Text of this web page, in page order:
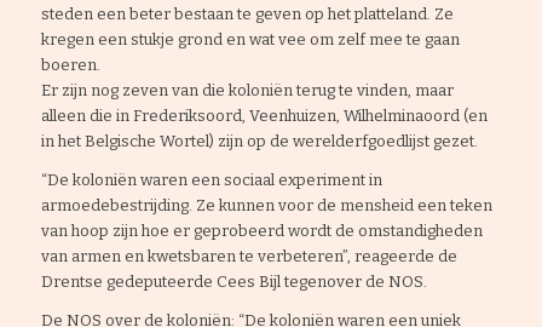
steden een beter bestaan te geven op het platteland. Ze
kregen een stukje grond en wat vee om zelf mee te gaan
boeren.
Er zijn nog zeven van die koloniën terug te vinden, maar
alleen die in Frederiksoord, Veenhuizen, Wilhelminaoord (en
in het Belgische Wortel) zijn op de werelderfgoedlijst gezet.
“De koloniën waren een sociaal experiment in
armoedebestrijding. Ze kunnen voor de mensheid een teken
van hoop zijn hoe er geprobeerd wordt de omstandigheden
van armen en kwetsbaren te verbeteren”, reageerde de
Drentse gedeputeerde Cees Bijl tegenover de NOS.
De NOS over de koloniën: “De koloniën waren een uniek